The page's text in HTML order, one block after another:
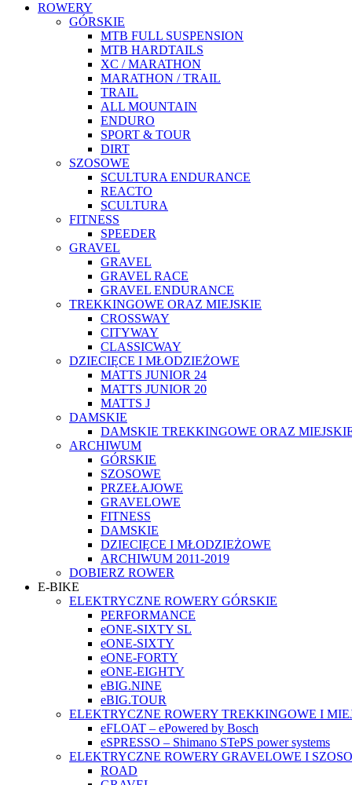
ROWERY
GÓRSKIE
MTB FULL SUSPENSION
MTB HARDTAILS
XC / MARATHON
MARATHON / TRAIL
TRAIL
ALL MOUNTAIN
ENDURO
SPORT & TOUR
DIRT
SZOSOWE
SCULTURA ENDURANCE
REACTO
SCULTURA
FITNESS
SPEEDER
GRAVEL
GRAVEL
GRAVEL RACE
GRAVEL ENDURANCE
TREKKINGOWE ORAZ MIEJSKIE
CROSSWAY
CITYWAY
CLASSICWAY
DZIECIĘCE I MŁODZIEŻOWE
MATTS JUNIOR 24
MATTS JUNIOR 20
MATTS J
DAMSKIE
DAMSKIE TREKKINGOWE ORAZ
ARCHIWUM
GÓRSKIE
SZOSOWE
PRZEŁAJOWE
GRAVELOWE
FITNESS
DAMSKIE
DZIECIĘCE I MŁODZIEŻOWE
ARCHIWUM 2011-2019
DOBIERZ ROWER
E-BIKE
ELEKTRYCZNE ROWERY GÓRSKIE
PERFORMANCE
eONE-SIXTY SL
eONE-SIXTY
eONE-FORTY
eONE-EIGHTY
eBIG.NINE
eBIG.TOUR
ELEKTRYCZNE ROWERY TREKKINGOWE I
eFLOAT – ePowered by Bosch
eSPRESSO – Shimano STePS power systems
ELEKTRYCZNE ROWERY GRAVELOWE I
ROAD